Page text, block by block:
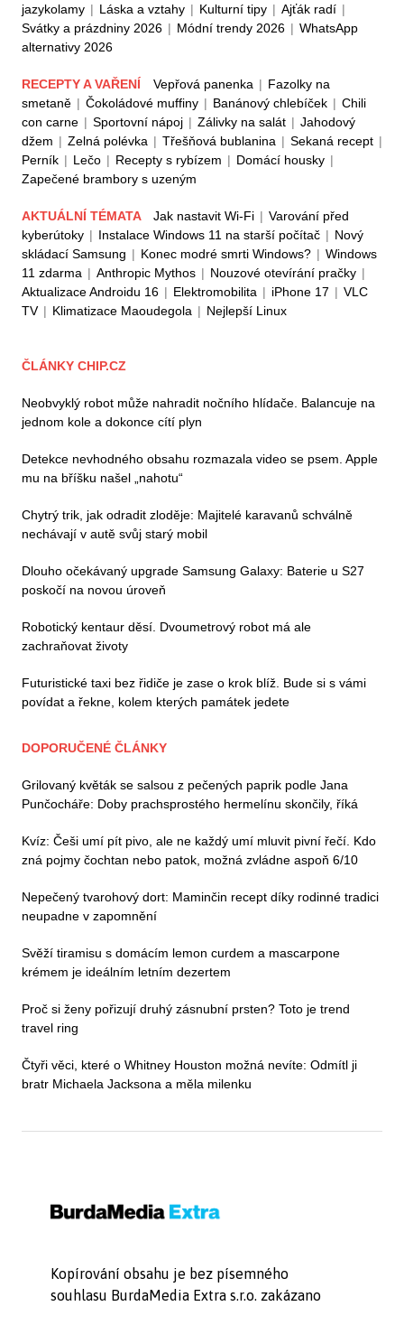
jazykolamy | Láska a vztahy | Kulturní tipy | Ajťák radí |
Svátky a prázdniny 2026 | Módní trendy 2026 | WhatsApp
alternativy 2026
RECEPTY A VAŘENÍ Vepřová panenka | Fazolky na
smetaně | Čokoládové muffiny | Banánový chlebíček | Chili
con carne | Sportovní nápoj | Zálivky na salát | Jahodový
džem | Zelná polévka | Třešňová bublanina | Sekaná recept |
Perník | Lečo | Recepty s rybízem | Domácí housky |
Zapečené brambory s uzeným
AKTUÁLNÍ TÉMATA Jak nastavit Wi-Fi | Varování před
kyberútoky | Instalace Windows 11 na starší počítač | Nový
skládací Samsung | Konec modré smrti Windows? | Windows
11 zdarma | Anthropic Mythos | Nouzové otevírání pračky |
Aktualizace Androidu 16 | Elektromobilita | iPhone 17 | VLC
TV | Klimatizace Maoudegola | Nejlepší Linux
ČLÁNKY CHIP.CZ
Neobvyklý robot může nahradit nočního hlídače. Balancuje na
jednom kole a dokonce cítí plyn
Detekce nevhodného obsahu rozmazala video se psem. Apple
mu na bříšku našel „nahotu“
Chytrý trik, jak odradit zloděje: Majitelé karavanů schválně
nechávají v autě svůj starý mobil
Dlouho očekávaný upgrade Samsung Galaxy: Baterie u S27
poskočí na novou úroveň
Robotický kentaur děsí. Dvoumetrový robot má ale
zachraňovat životy
Futuristické taxi bez řidiče je zase o krok blíž. Bude si s vámi
povídat a řekne, kolem kterých památek jedete
DOPORUČENÉ ČLÁNKY
Grilovaný květák se salsou z pečených paprik podle Jana
Punčocháře: Doby prachsprostého hermelínu skončily, říká
Kvíz: Češi umí pít pivo, ale ne každý umí mluvit pivní řečí. Kdo
zná pojmy čochtan nebo patok, možná zvládne aspoň 6/10
Nepečený tvarohový dort: Maminčin recept díky rodinné tradici
neupadne v zapomnění
Svěží tiramisu s domácím lemon curdem a mascarpone
krémem je ideálním letním dezertem
Proč si ženy pořizují druhý zásnubní prsten? Toto je trend
travel ring
Čtyři věci, které o Whitney Houston možná nevíte: Odmítl ji
bratr Michaela Jacksona a měla milenku
Kopírování obsahu je bez písemného
souhlasu BurdaMedia Extra s.r.o. zakázano